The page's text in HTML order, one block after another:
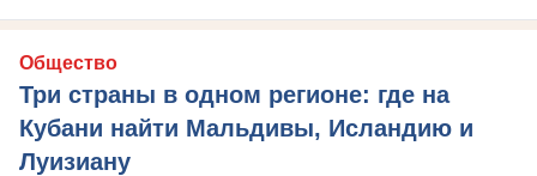
Общество
Три страны в одном регионе: где на
Кубани найти Мальдивы, Исландию и
Луизиану